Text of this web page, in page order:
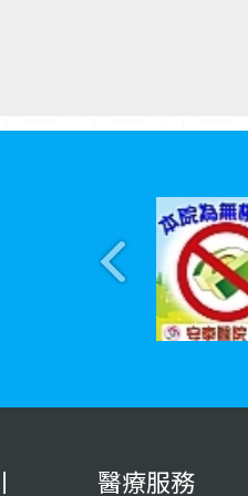
醫療服務